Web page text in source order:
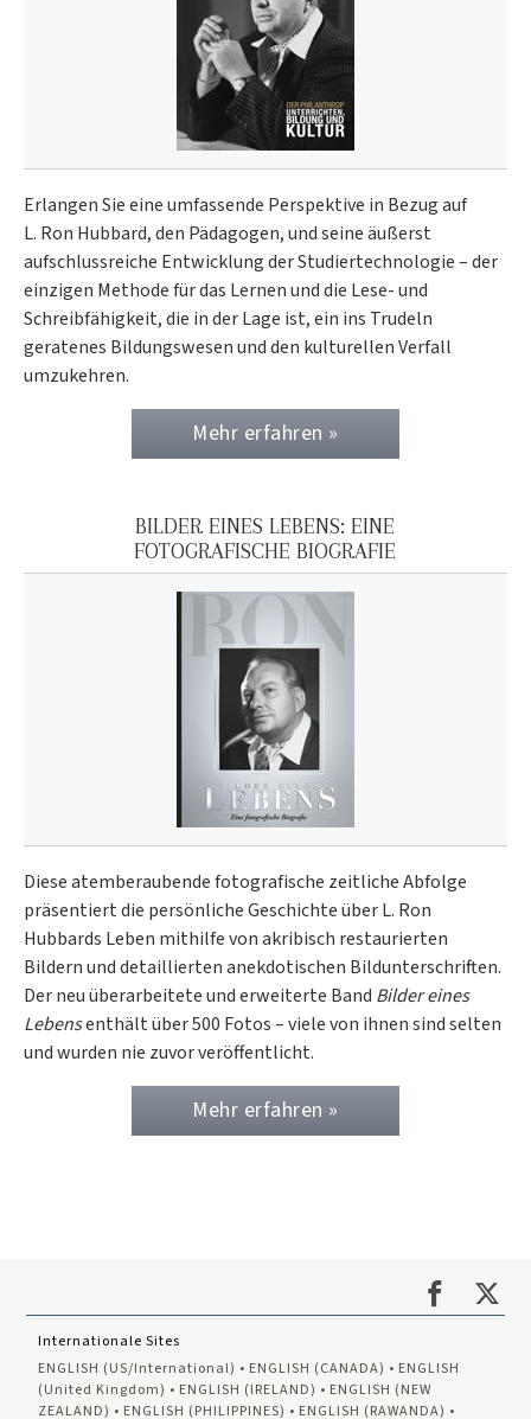
Erlangen Sie eine umfassende Perspektive in Bezug auf
L. Ron Hubbard, den Pädagogen, und seine äußerst
aufschlussreiche Entwicklung der Studiertechnologie – der
einzigen Methode für das Lernen und die Lese- und
Schreibfähigkeit, die in der Lage ist, ein ins Trudeln
geratenes Bildungswesen und den kulturellen Verfall
umzukehren.
Mehr erfahren »
BILDER EINES LEBENS: EINE
FOTOGRAFISCHE BIOGRAFIE
Diese atemberaubende fotografische zeitliche Abfolge
präsentiert die persönliche Geschichte über L. Ron
Hubbards Leben mithilfe von akribisch restaurierten
Bildern und detaillierten anekdotischen Bildunterschriften.
Der neu überarbeitete und erweiterte Band Bilder eines
Lebensenthält über 500 Fotos – viele von ihnen sind selten
und wurden nie zuvor veröffentlicht.
Mehr erfahren »
Internationale Sites
ENGLISH (US/International)
ENGLISH (CANADA)
ENGLISH
(United Kingdom)
ENGLISH (IRELAND)
ENGLISH (NEW
ZEALAND)
ENGLISH (PHILIPPINES) ENGLISH (RAWANDA)